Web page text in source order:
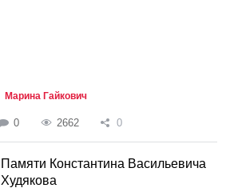
Марина Гайкович
0 2662 0
Памяти Константина Васильевича
Худякова